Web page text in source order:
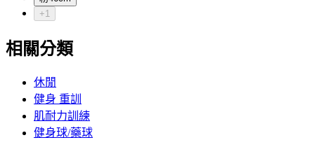
+1
相關分類
休閒
健身 重訓
肌耐力訓練
健身球/藥球